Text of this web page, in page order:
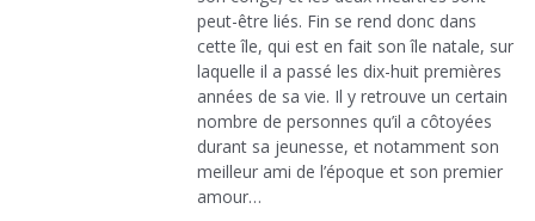
peut-être liés. Fin se rend donc dans
cette île, qui est en fait son île natale, sur
laquelle il a passé les dix-huit premières
années de sa vie. Il y retrouve un certain
nombre de personnes qu’il a côtoyées
durant sa jeunesse, et notamment son
meilleur ami de l’époque et son premier
amour…